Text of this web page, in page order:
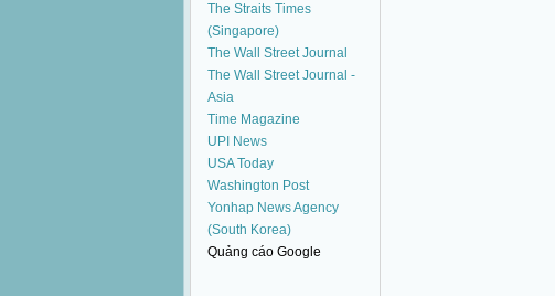
The Straits Times
(Singapore)
The Wall Street Journal
The Wall Street Journal -
Asia
Time Magazine
UPI News
USA Today
Washington Post
Yonhap News Agency
(South Korea)
Quảng cáo Google